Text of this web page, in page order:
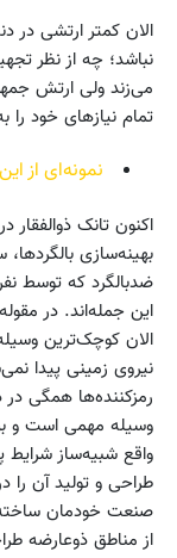
الان کمتر ارتشی در
نباشد؛ چه از نظر
می‌زند ولی ارتش
تمام نیازهای خود
نمونه‌ای از
اکنون تانک
بهینه‌سازی‌
ضدبالگرد که توسط
این جمله‌اند. در
الان کوچک‌ترین
نیروی زمینی پیدا
رمزکننده‌ها همگی
وسیله مهمی است و
واقع شبیه‌ساز
طراحی و تولید آن را
صنعت خودمان
از مناطق ذوعارضه